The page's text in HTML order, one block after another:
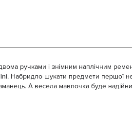
ручками і знімним наплічним
Набридло шукати предмети першої
А весела мавпочка буде